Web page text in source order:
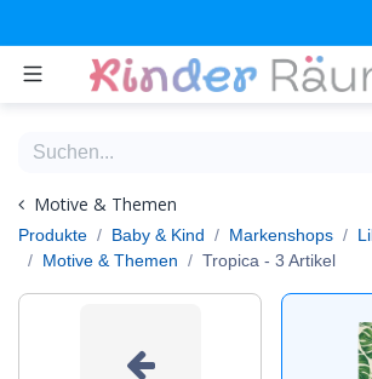
Motive & Themen
Produkte
Baby & Kind Markenshops
Motive & Themen
Tropica - 3 Artikel